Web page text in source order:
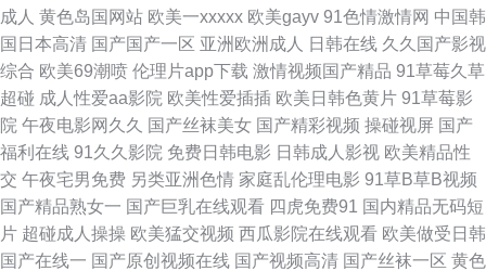
三四 色图亚洲欧美东方 白丝美女后入内射 豆花日韩精品 国产AV高清 黄色电
影小说网站 久久伊人精品视频 欧美在线一二 日本AV在线直播 日韩成人免费
A∨ 五月丁香影院 亚洲天堂色网站 91热播社区 97色色资源站 AVV春色 丁香
五月天堂影院 国产海角社区 国偷传媒 激情乱伦视频 久草香蕉网址 欧美足足
交 色图另类欧美 午夜免费电影 伊人久久综合精品 91网站秘密入口 超碰人人
成人 黄色岛国网站 欧美一xxxxx 欧美gayv 91色情激情网 中国韩
国日本高清 国产国产一区 亚洲欧洲成人 日韩在线 久久国产影视
综合 欧美69潮喷 伦理片app下载 激情视频国产精品 91草莓久草
超碰 成人性爱aa影院 欧美性爱插插 欧美日韩色黄片 91草莓影
院 午夜电影网久久 国产丝袜美女 国产精彩视频 操碰视屏 国产
福利在线 91久久影院 免费日韩电影 日韩成人影视 欧美精品性
交 午夜宅男免费 另类亚洲色情 家庭乱伦理电影 91草B草B视频
国产精品熟女一 国产巨乳在线观看 四虎免费91 国内精品无码短
片 超碰成人操操 欧美猛交视频 西瓜影院在线观看 欧美做受日韩
国产在线一 国产原创视频在线 国产视频高清 国产丝袜一区 黄色